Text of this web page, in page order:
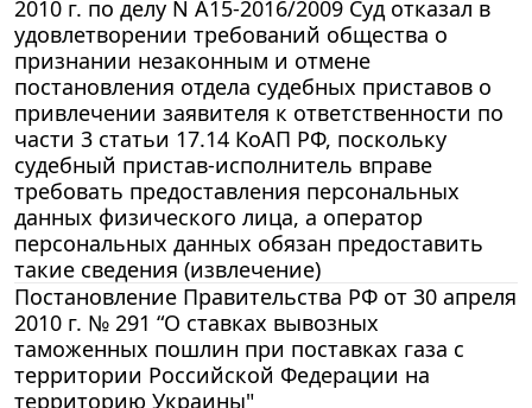
2010 г. по делу N А15-2016/2009 Суд отказал в
удовлетворении требований общества о
признании незаконным и отмене
постановления отдела судебных приставов о
привлечении заявителя к ответственности по
части 3 статьи 17.14 КоАП РФ, поскольку
судебный пристав-исполнитель вправе
требовать предоставления персональных
данных физического лица, а оператор
персональных данных обязан предоставить
такие сведения (извлечение)
Постановление Правительства РФ от 30 апреля
2010 г. № 291 “О ставках вывозных
таможенных пошлин при поставках газа с
территории Российской Федерации на
территорию Украины"